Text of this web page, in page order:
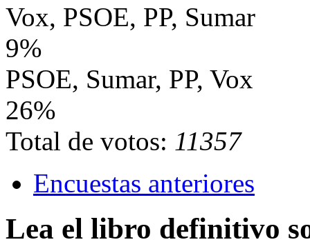
Vox, PSOE, PP, Sumar
9%
PSOE, Sumar, PP, Vox
26%
Total de votos: 11357
Encuestas anteriores
Lea el libro definitivo